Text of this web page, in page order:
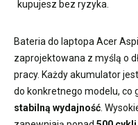
kupujesz bez ryzyka.
Bateria do laptopa Acer
zaprojektowana z myślą o
pracy. Każdy akumulator
do konkretnego modelu, co
stabilną wydajność .